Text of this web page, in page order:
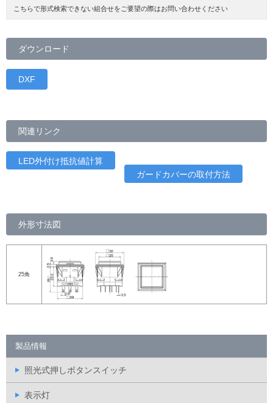
こちらで形式検索できない組合せをご要望の際はお問い合わせください
ダウンロード
DXF
関連リンク
LED外付け抵抗値計算
ガードカバーの取付方法
外形寸法図
25角
製品情報
照光式押しボタンスイッチ
表示灯